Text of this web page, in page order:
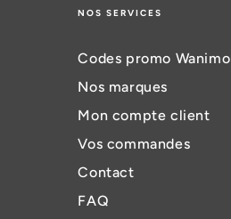
NOS SERVICES
Codes promo Wanimo
Nos marques
Mon compte client
Vos commandes
Contact
FAQ